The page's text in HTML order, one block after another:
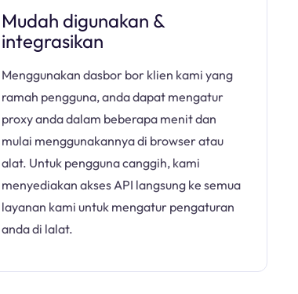
Mudah digunakan &
integrasikan
Menggunakan dasbor bor klien kami yang
ramah pengguna, anda dapat mengatur
proxy anda dalam beberapa menit dan
mulai menggunakannya di browser atau
alat. Untuk pengguna canggih, kami
menyediakan akses API langsung ke semua
layanan kami untuk mengatur pengaturan
anda di lalat.